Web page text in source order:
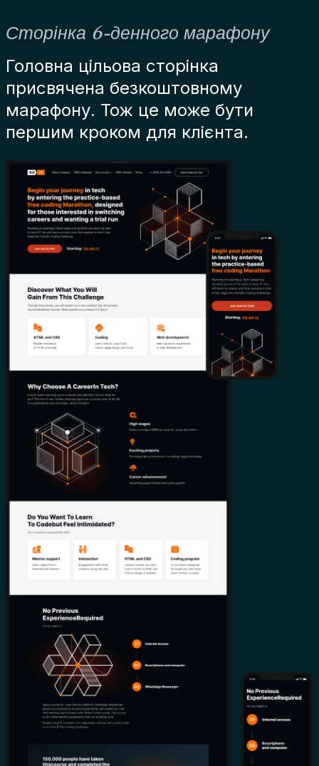
Сторінка 6-денного марафону
Головна цільова сторінка
присвячена безкоштовному
марафону. Тож це може бути
першим кроком для клієнта.